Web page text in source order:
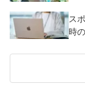
ス
時